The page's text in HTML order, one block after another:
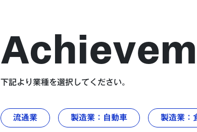
下記より業種を選択してください。
流通業 製造業：自動車 製造業：